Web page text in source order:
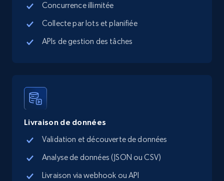
Place id, URL, Country, Name, Category,
Address, Description, Business details, and
Instagram - Posts
URL, User posted, Description, Hashtags, Num
comments, Date posted, Likes, Photos, and
more.
13.2K+ 1.6K+ Essai gratuit
Concurrence illimitée
Collecte par lots et planifiée
APIs de gestion des tâches
Livraison de données
Validation et découverte de données
Analyse de données (JSON ou CSV)
Livraison via webhook ou API